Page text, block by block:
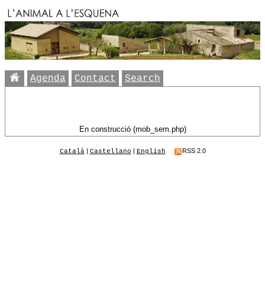
Agenda Contact Search
En construcció (mob_sem.php)
Català | Castellano | English RSS 2.0